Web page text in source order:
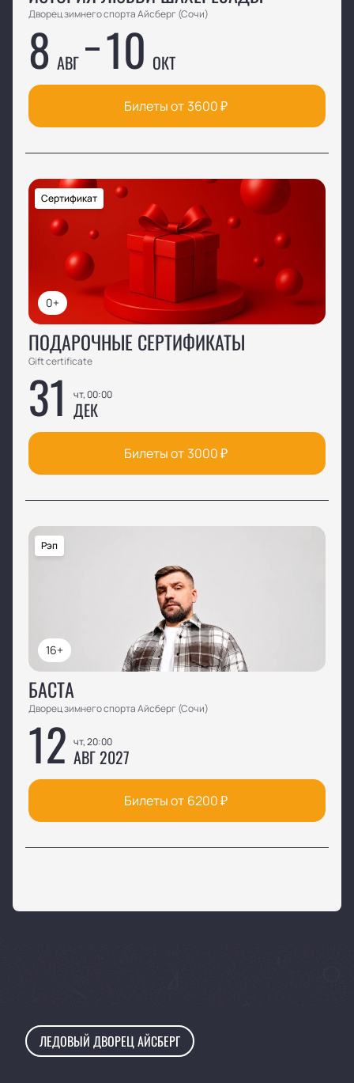
Дворец зимнего спорта Айсберг (Сочи)
8 АВГ 10 ОКТ
Билеты от 3600₽
0+
Сертификат
ПОДАРОЧНЫЕ СЕРТИФИКАТЫ
Gift certificate
31 чт, 00:00
ДЕК
Билеты от 3000₽
16+
Рэп
БАСТА
Дворец зимнего спорта Айсберг (Сочи)
12 чт, 20:00
АВГ 2027
Билеты от 6200₽
ЛЕДОВЫЙ ДВОРЕЦ АЙСБЕРГ